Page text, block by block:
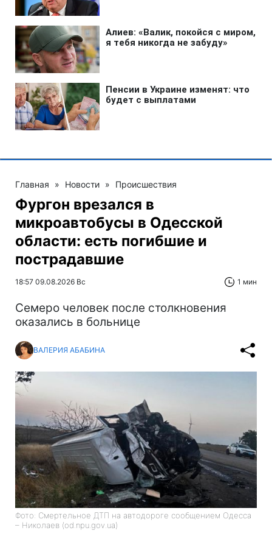
Главная » Новости » Происшествия
Фургон врезался в
микроавтобусы в Одесской
области: есть погибшие и
пострадавшие
18:57 09.08.2026 Вс 1 мин
Cемеро человек после столкновения
оказались в больнице
ВАЛЕРИЯ АБАБИНА
Фото: Смертельное ДТП на автодороге сообщением Одесса
– Николаев (od.npu.gov.ua)